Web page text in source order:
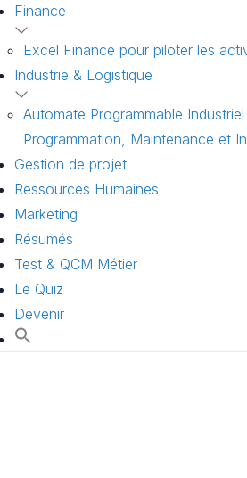
Finance
Excel Finance pour piloter les
Industrie & Logistique
Automate Programmable Industriel
Programmation, Maintenance et
Gestion de projet
Ressources Humaines
Marketing
Résumés
Test & QCM Métier
Le Quiz
Devenir